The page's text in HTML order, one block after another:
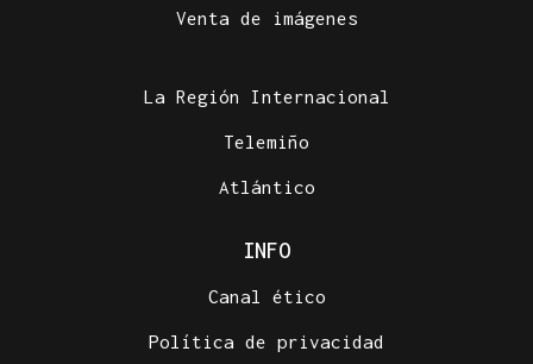
Venta de imágenes
La Región Internacional
Telemiño
Atlántico
INFO
Canal ético
Política de privacidad